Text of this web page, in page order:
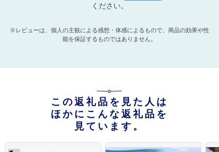
ください。
※レビューは、個人の主観による感想・体感によるもので、商品の効果や性
能を保証するものではありません。
この返礼品を見た人は
ほかにこんな返礼品を
見ています。